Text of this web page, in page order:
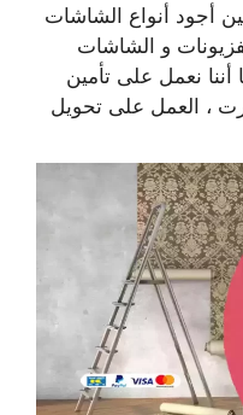
أجود أنواع الشاشات
و الشاشات
أننا نعمل على تأمين
، العمل على تحويل